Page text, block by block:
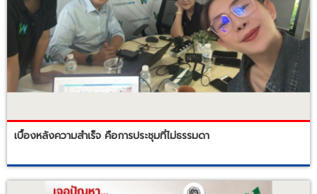
เบื้องหลังความสำเร็จ คือการประชุมที่ไม่ธรรมดา